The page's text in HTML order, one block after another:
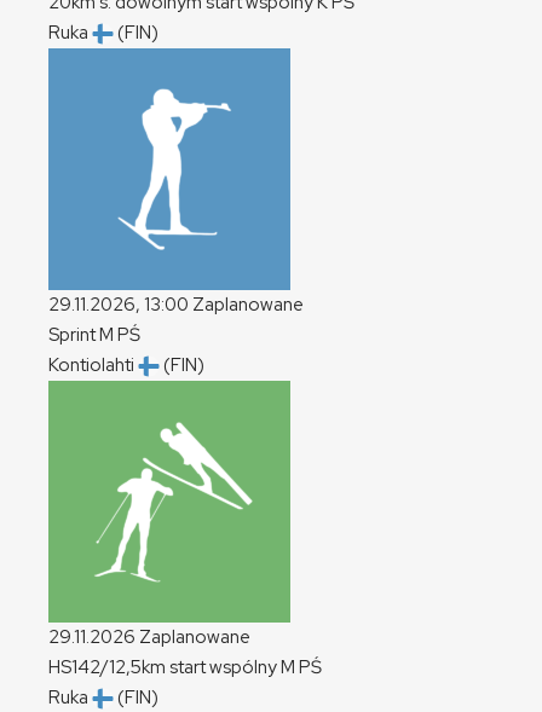
Ruka
(FIN)
29.11.2026, 13:00 Zaplanowane
SprintM PŚ
Kontiolahti
(FIN)
29.11.2026 Zaplanowane
HS142/12,5km start wspólnyM PŚ
Ruka
(FIN)